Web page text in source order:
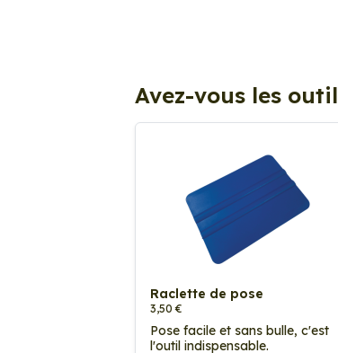
Avez-vous les
Raclette de pose
3,50 €
Pose facile et sans bulle, c'est
l'outil indispensable.